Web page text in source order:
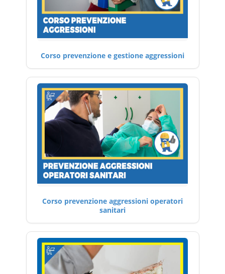
Corso prevenzione e gestione aggressioni
Corso prevenzione aggressioni operatori
sanitari